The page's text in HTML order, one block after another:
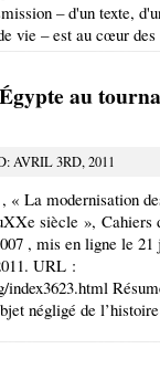
– d'un texte,
vie – est au cœur
au
AVRIL 3RD, 2011
« La modernisation
siècle », Cahiers
, mis en ligne le 21
URL :
index3623.html
négligé de